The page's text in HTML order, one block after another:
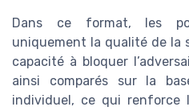
Dans ce format, les
uniquement la qualité de la
capacité à bloquer
ainsi comparés sur la
individuel, ce qui renforce